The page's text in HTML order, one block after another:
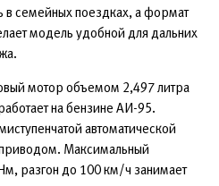
в семейных поездках, а формат
модель удобной для дальних
мотор объемом 2,497 литра
на бензине АИ-95.
автоматической
Максимальный
разгон до 100 км/ч занимает